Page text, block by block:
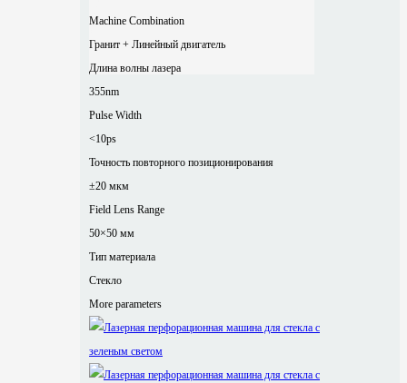
Machine Combination
Гранит + Линейный двигатель
Длина волны лазера
355nm
Pulse Width
<10ps
Точность повторного позиционирования
±20 мкм
Field Lens Range
50×50 мм
Тип материала
Стекло
More parameters